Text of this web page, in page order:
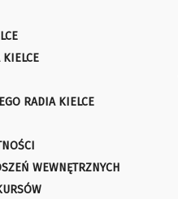
KIELCE
RADIA KIELCE
WEWNĘTRZNYCH